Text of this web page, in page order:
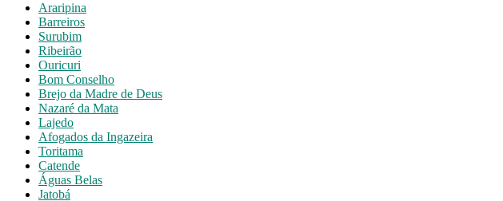
Araripina
Barreiros
Surubim
Ribeirão
Ouricuri
Bom Conselho
Brejo da Madre de Deus
Nazaré da Mata
Lajedo
Afogados da Ingazeira
Toritama
Catende
Águas Belas
Jatobá